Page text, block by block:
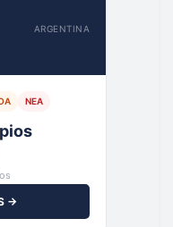
ARGENTINA
NEA
→